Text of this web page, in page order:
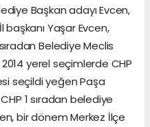
Başkan adayı Evcen,
başkanı Yaşar Evcen,
Belediye Meclis
yerel seçimlerde CHP
seçildi yeğen Paşa
1 sıradan belediye
bir dönem Merkez İlçe